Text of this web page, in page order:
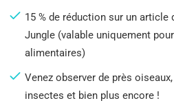
15 % de réduction sur un
Jungle (valable uniquement
alimentaires)
Venez observer de près
insectes et bien plus encore !